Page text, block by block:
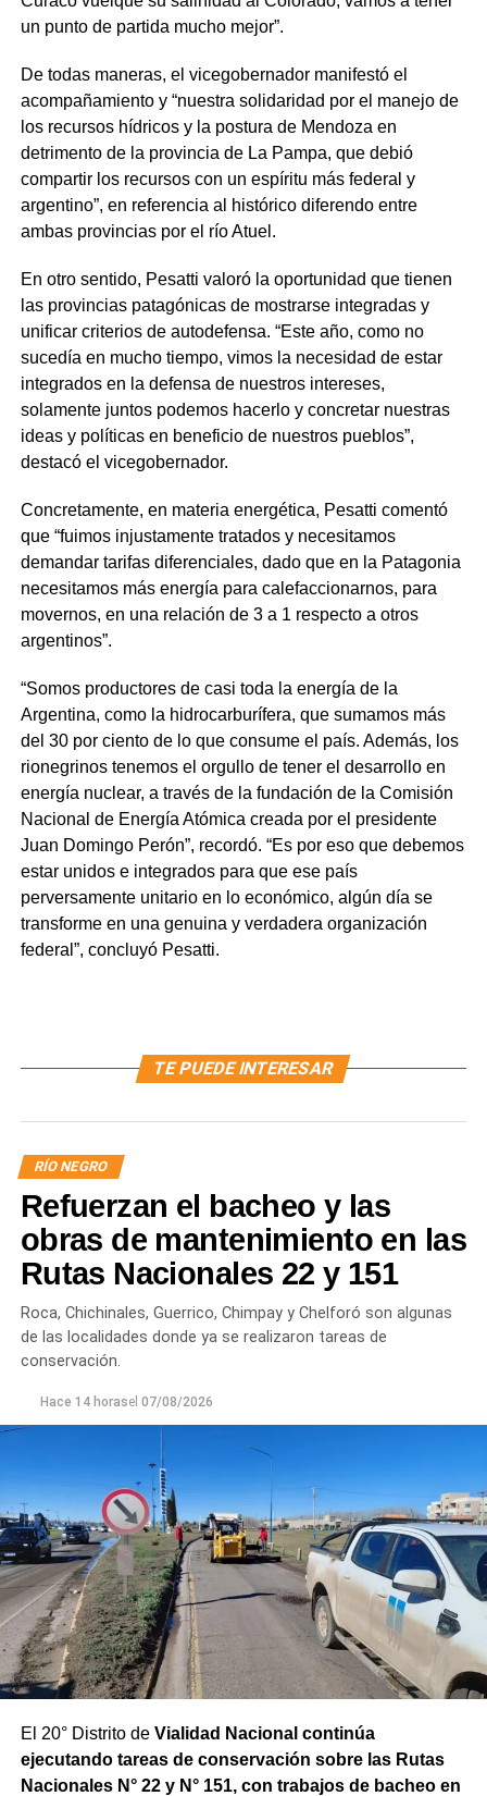
un punto de partida mucho mejor”.
De todas maneras, el vicegobernador manifestó el
acompañamiento y “nuestra solidaridad por el manejo de
los recursos hídricos y la postura de Mendoza en
detrimento de la provincia de La Pampa, que debió
compartir los recursos con un espíritu más federal y
argentino”, en referencia al histórico diferendo entre
ambas provincias por el río Atuel.
En otro sentido, Pesatti valoró la oportunidad que tienen
las provincias patagónicas de mostrarse integradas y
unificar criterios de autodefensa. “Este año, como no
sucedía en mucho tiempo, vimos la necesidad de estar
integrados en la defensa de nuestros intereses,
solamente juntos podemos hacerlo y concretar nuestras
ideas y políticas en beneficio de nuestros pueblos”,
destacó el vicegobernador.
Concretamente, en materia energética, Pesatti comentó
que “fuimos injustamente tratados y necesitamos
demandar tarifas diferenciales, dado que en la Patagonia
necesitamos más energía para calefaccionarnos, para
movernos, en una relación de 3 a 1 respecto a otros
argentinos”.
“Somos productores de casi toda la energía de la
Argentina, como la hidrocarburífera, que sumamos más
del 30 por ciento de lo que consume el país. Además, los
rionegrinos tenemos el orgullo de tener el desarrollo en
energía nuclear, a través de la fundación de la Comisión
Nacional de Energía Atómica creada por el presidente
Juan Domingo Perón”, recordó. “Es por eso que debemos
estar unidos e integrados para que ese país
perversamente unitario en lo económico, algún día se
transforme en una genuina y verdadera organización
federal”, concluyó Pesatti.
TE PUEDE INTERESAR
RÍO NEGRO
Refuerzan el bacheo y las
obras de mantenimiento en las
Rutas Nacionales 22 y 151
Roca, Chichinales, Guerrico, Chimpay y Chelforó son algunas
de las localidades donde ya se realizaron tareas de
conservación.
Hace 14 horasel 07/08/2026
El 20° Distrito de Vialidad Nacional continúa
ejecutando tareas de conservación sobre las Rutas
Nacionales N° 22 y N° 151, con trabajos de bacheo en